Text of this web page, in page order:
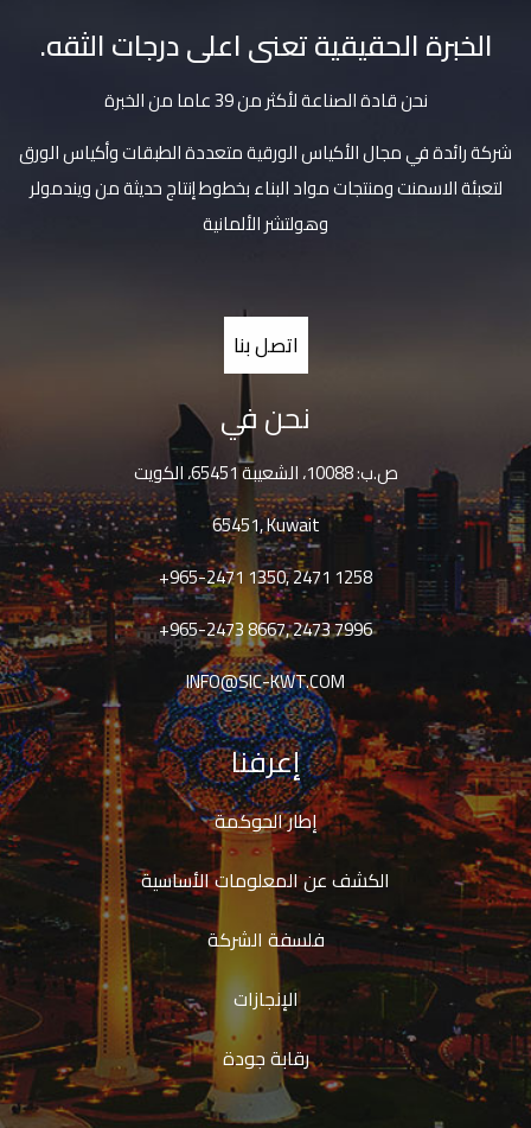
الخبرة الحقيقية تعنى اعلى درجات الثقه.
نحن قادة الصناعة لأكثر من 39 عاما من الخبرة
شركة رائدة في مجال الأكياس الورقية متعددة الطبقات وأكياس الورق
لتعبئة الاسمنت ومنتجات مواد البناء بخطوط إنتاج حديثة من ويندمولر
وهولتشر الألمانية
اتصل بنا
نحن في
ص.ب: 10088، الشعيبة 65451، الكويت
65451, Kuwait
+965-2471 1350, 2471 1258
+965-2473 8667, 2473 7996
INFO@SIC-KWT.COM
إعرفنا
إطار الحوكمة
الكشف عن المعلومات الأساسية
فلسفة الشركة
الإنجازات
رقابة جودة